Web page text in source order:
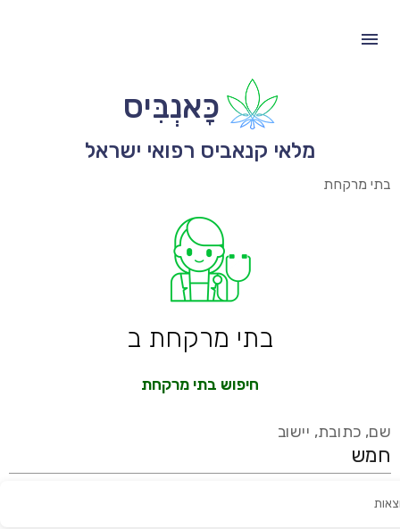
כָּאנְבִּיס
מלאי קנאביס רפואי ישראל
בתי מרקחת
בתי מרקחת ב
חיפוש בתי מרקחת
שם, כתובת, יישוב